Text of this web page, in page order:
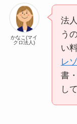
かなこ(マイ
クロ法人)
法
う
い
レ
書
し